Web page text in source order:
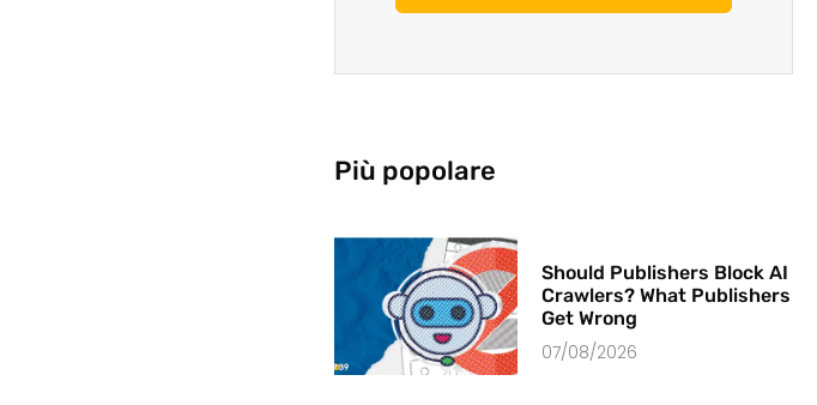
Più popolare
Should Publishers Block AI
Crawlers? What Publishers
Get Wrong
07/08/2026